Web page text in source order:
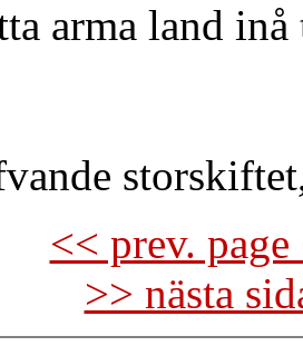
arma land
<< prev.
>> nästa